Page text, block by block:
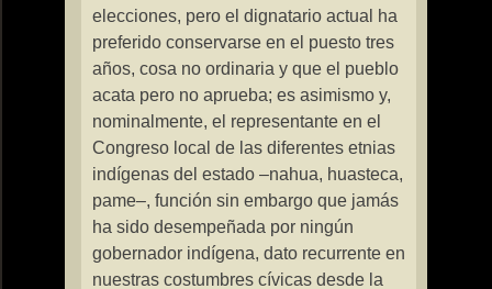
elecciones, pero el dignatario actual ha
preferido conservarse en el puesto tres
años, cosa no ordinaria y que el pueblo
acata pero no aprueba; es asimismo y,
nominalmente, el representante en el
Congreso local de las diferentes etnias
indígenas del estado –nahua, huasteca,
pame–, función sin embargo que jamás
ha sido desempeñada por ningún
gobernador indígena, dato recurrente en
nuestras costumbres cívicas desde la